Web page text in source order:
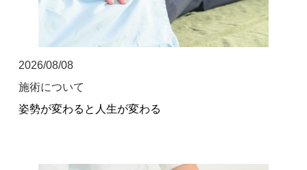
2026/08/08
施術について
姿勢が変わると人生が変わる